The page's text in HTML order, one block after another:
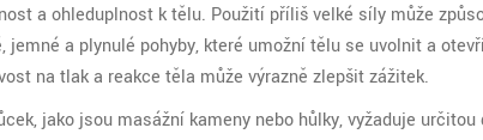
a ohleduplnost k tělu. Použití příliš velké síly může
a plynulé pohyby, které umožní tělu se uvolnit a
na tlak a reakce těla může výrazně zlepšit zážitek.
jako jsou masážní kameny nebo hůlky, vyžaduje určitou